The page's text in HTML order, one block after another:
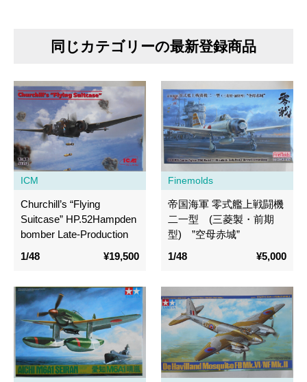
同じカテゴリーの最新登録商品
ICM
Churchill’s “Flying
Suitcase” HP.52Hampden
bomber Late-Production
1/48
¥19,500
Finemolds
帝国海軍 零式艦上戦闘機
二一型 (三菱製・前期
型) ”空母赤城”
1/48
¥5,000